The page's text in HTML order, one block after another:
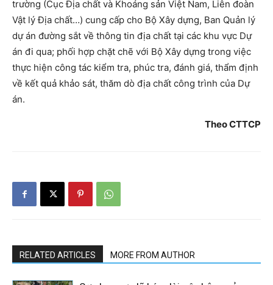
trường (Cục Địa chất và Khoáng sản Việt Nam, Liên đoàn
Vật lý Địa chất…) cung cấp cho Bộ Xây dựng, Ban Quản lý
dự án đường sắt về thông tin địa chất tại các khu vực Dự
án đi qua; phối hợp chặt chẽ với Bộ Xây dựng trong việc
thực hiện công tác kiểm tra, phúc tra, đánh giá, thẩm định
về kết quả khảo sát, thăm dò địa chất công trình của Dự
án.
Theo CTTCP
RELATED ARTICLES MORE FROM AUTHOR